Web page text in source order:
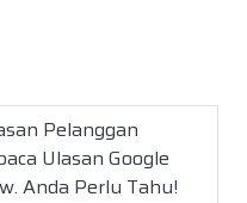
Pelanggan
Ulasan Google
Anda Perlu Tahu!